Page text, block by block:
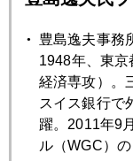
2017年11月17日
投機激化する株
豊島逸夫事務
1948年、東
経済専攻）。
スイス銀行で
躍。2011年9
ル（WGC）